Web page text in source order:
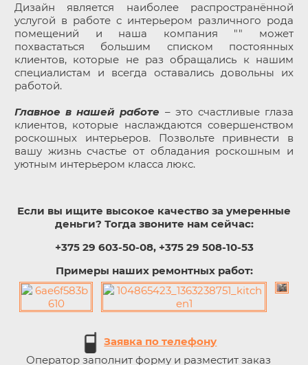
Дизайн является наиболее распространённой
услугой в работе с интерьером различного рода
помещений и наша компания "" может
похвастаться большим списком постоянных
клиентов, которые не раз обращались к нашим
специалистам и всегда оставались довольны их
работой.
Главное в нашей работе – это счастливые глаза
клиентов, которые наслаждаются совершенством
роскошных интерьеров. Позвольте привнести в
вашу жизнь счастье от обладания роскошным и
уютным интерьером класса люкс.
Если вы ищите высокое качество за умеренные
деньги? Тогда звоните нам сейчас:
+375 29 603-50-08, +375 29 508-10-53
Примеры наших ремонтных работ:
Заявка по телефону
Оператор заполнит форму и разместит заказ